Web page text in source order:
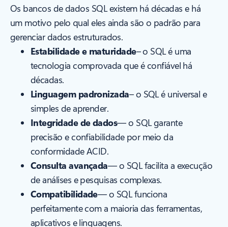
Os bancos de dados SQL existem há décadas e há
um motivo pelo qual eles ainda são o padrão para
gerenciar dados estruturados.
Estabilidade e maturidade– o SQL é uma
tecnologia comprovada que é confiável há
décadas.
Linguagem padronizada– o SQL é universal e
simples de aprender.
Integridade de dados— o SQL garante
precisão e confiabilidade por meio da
conformidade ACID.
Consulta avançada— o SQL facilita a execução
de análises e pesquisas complexas.
Compatibilidade— o SQL funciona
perfeitamente com a maioria das ferramentas,
aplicativos e linguagens.